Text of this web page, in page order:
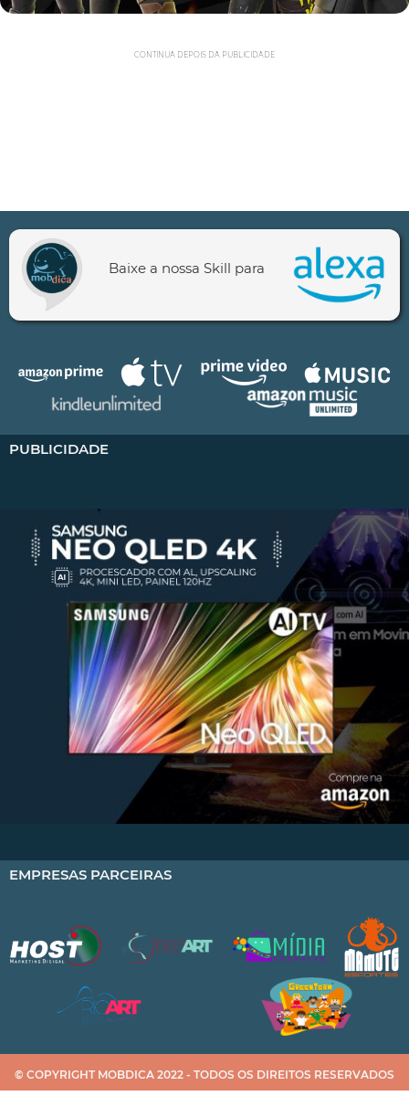
CONTINUA DEPOIS DA PUBLICIDADE
Baixe a nossa Skill para
PUBLICIDADE
EMPRESAS PARCEIRAS
© COPYRIGHT MOBDICA 2022 - TODOS OS DIREITOS RESERVADOS